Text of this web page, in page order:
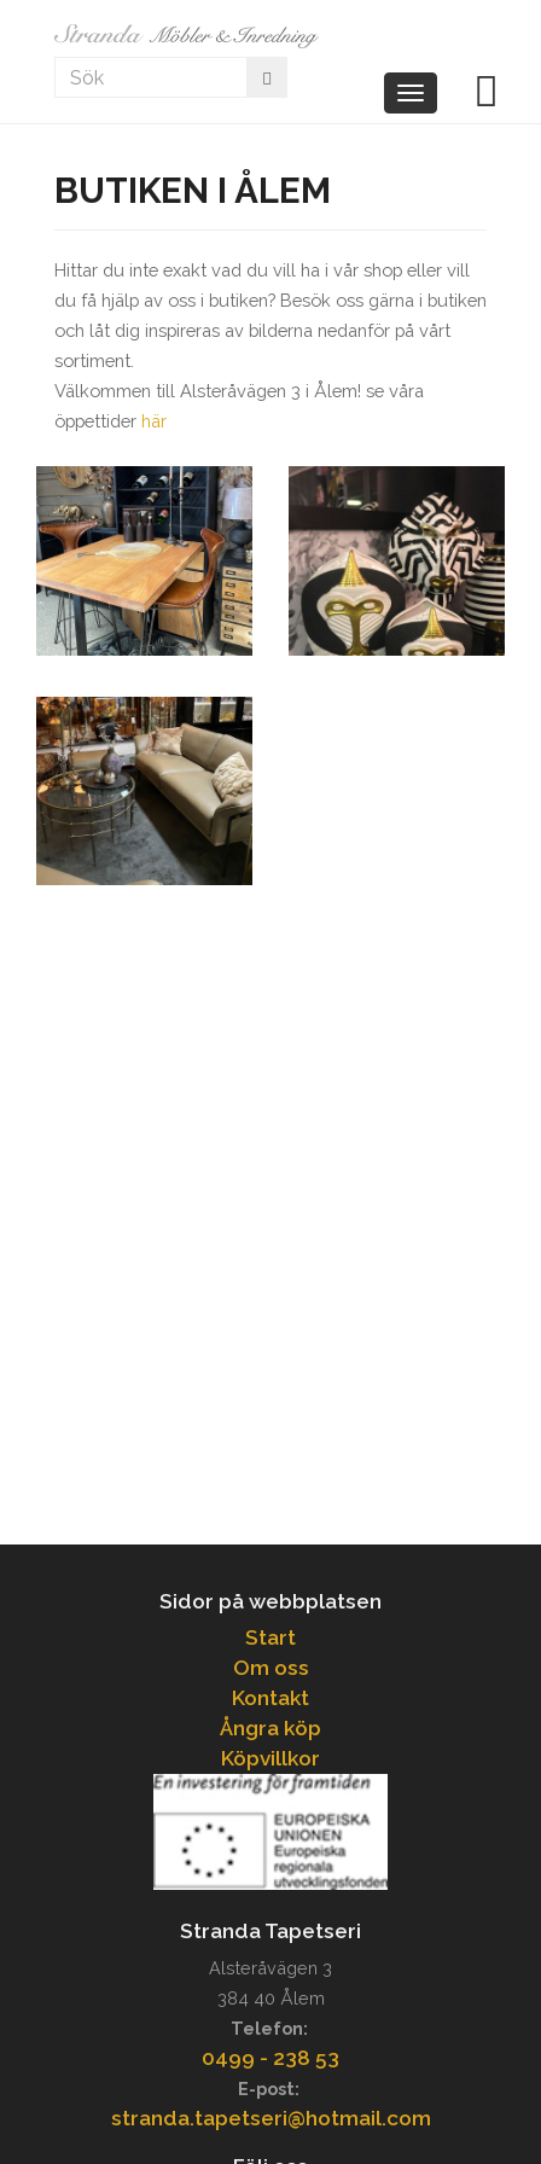
Toggle
BUTIKEN I ÅLEM
Hittar du inte exakt vad du vill ha i vår shop eller vill
du få hjälp av oss i butiken? Besök oss gärna i butiken
och låt dig inspireras av bilderna nedanför på vårt
sortiment.
Välkommen till Alsteråvägen 3 i Ålem! se våra
öppettider här
Sidor på webbplatsen
Start
Om oss
Kontakt
Ångra köp
Köpvillkor
Stranda Tapetseri
Alsteråvägen 3
384 40 Ålem
Telefon:
0499 - 238 53
E-post:
stranda.tapetseri@hotmail.com